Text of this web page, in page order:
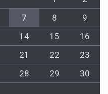
7 8
9
14 15
16
21 22
23
28 29
30